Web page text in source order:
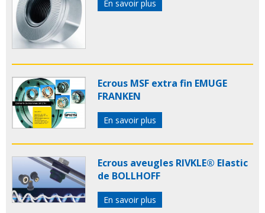
En savoir plus
Ecrous MSF extra fin EMUGE
FRANKEN
En savoir plus
Ecrous aveugles RIVKLE® Elastic
de BOLLHOFF
En savoir plus